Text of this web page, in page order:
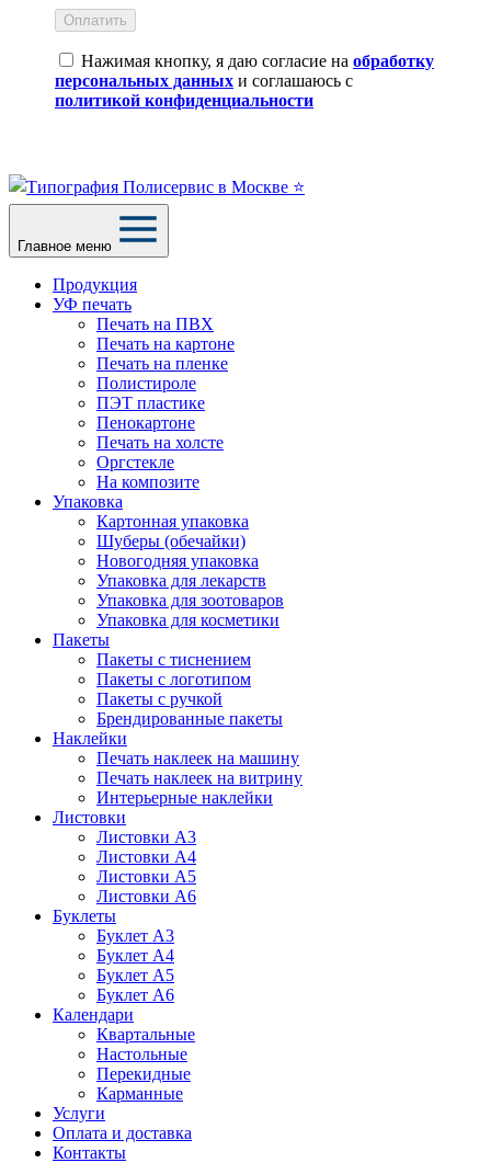
Оплатить
Нажимая кнопку, я даю согласие на обработку
персональных данных и соглашаюсь с
политикой конфиденциальности
Главное меню
Продукция
УФ печать
Печать на ПВХ
Печать на картоне
Печать на пленке
Полистироле
ПЭТ пластике
Пенокартоне
Печать на холсте
Оргстекле
На композите
Упаковка
Картонная упаковка
Шуберы (обечайки)
Новогодняя упаковка
Упаковка для лекарств
Упаковка для зоотоваров
Упаковка для косметики
Пакеты
Пакеты с тиснением
Пакеты с логотипом
Пакеты с ручкой
Брендированные пакеты
Наклейки
Печать наклеек на машину
Печать наклеек на витрину
Интерьерные наклейки
Листовки
Листовки А3
Листовки А4
Листовки А5
Листовки А6
Буклеты
Буклет А3
Буклет А4
Буклет А5
Буклет А6
Календари
Квартальные
Настольные
Перекидные
Карманные
Услуги
Оплата и доставка
Контакты